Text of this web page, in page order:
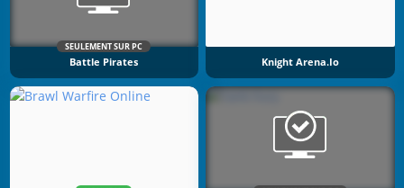
SEULEMENT SUR PC
Battle Pirates Knight Arena.io